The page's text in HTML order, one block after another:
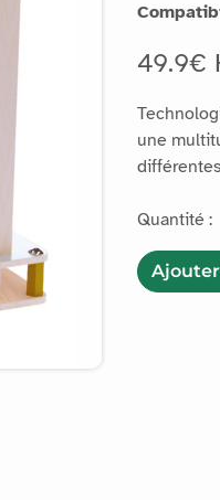
49.9€
une
Quantité :